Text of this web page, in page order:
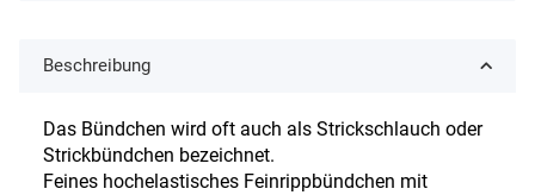
Beschreibung
Das Bündchen wird oft auch als Strickschlauch oder
Strickbündchen bezeichnet.
Feines hochelastisches Feinrippbündchen mit